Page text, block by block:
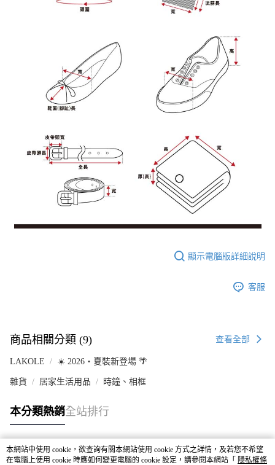
顯示電腦版詳細說明
客服
商品相關分類 (9) 查看全部
LAKOLE ☀️ 2026・夏裝新登場 🌴
雜貨 居家生活用品 時鐘、相框
本分類熱銷全站排行
熱門標籤
本網站中使用 cookie，欲查詢有關本網站使用 cookie 方式之詳情，及若您不希望
在電腦上使用 cookie 時應如何變更電腦的 cookie 設定，請參閱本網站「 隱私權條